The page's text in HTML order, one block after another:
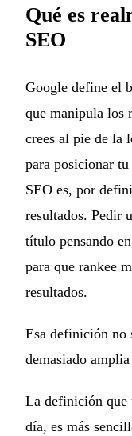
Qué es
SEO
Google define el
que manipula los
crees al pie de la
para posicionar
SEO es, por
resultados. Pedir
título pensando
para que rankee
resultados.
Esa definición no
demasiado
La definición que
día, es más